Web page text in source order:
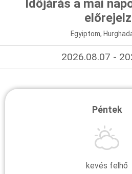
Időjárás a mai
Egyiptom,
2026.08.07 -
Péntek
kevés felhő